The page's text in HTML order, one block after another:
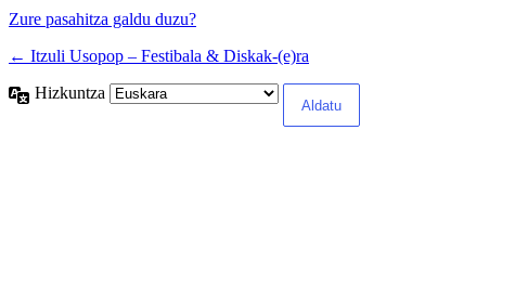
Zure pasahitza galdu duzu?
← Itzuli Usopop – Festibala & Diskak-(e)ra
Hizkuntza